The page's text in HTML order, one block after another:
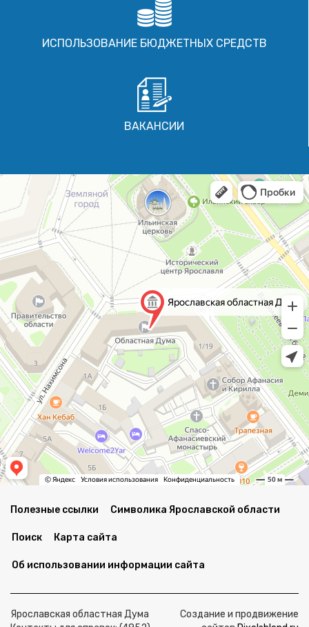
ИСПОЛЬЗОВАНИЕ БЮДЖЕТНЫХ СРЕДСТВ
ВАКАНСИИ
Полезные ссылки Символика Ярославской области
Поиск Карта сайта
Об использовании информации сайта
Ярославская областная Дума
Создание и продвижение